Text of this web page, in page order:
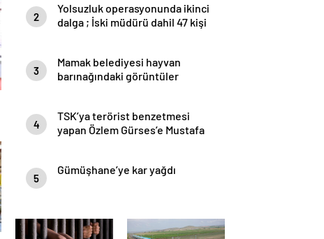
2
Yolsuzluk operasyonunda ikinci
dalga ; İski müdürü dahil 47 kişi
3
Mamak belediyesi hayvan
barınağındaki görüntüler
4
TSK’ya terörist benzetmesi
yapan Özlem Gürses’e Mustafa
5
Gümüşhane’ye kar yağdı